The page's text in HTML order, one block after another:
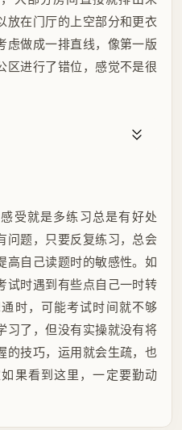
放在门厅的上空部分和更衣
虑做成一排直线，像第一版
区进行了错位，感觉不是很
受就是多练习总是有好处
问题，只要反复练习，总会
高自己读题时的敏感性。如
试时遇到有些点自己一时转
时，可能考试时间就不够
习了，但没有实操就没有将
的技巧，运用就会生疏，也
果看到这里，一定要勤动